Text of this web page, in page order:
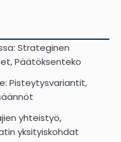
Strateginen
Päätöksenteko
Pisteytysvariantit,
yhteistyö,
yksityiskohdat